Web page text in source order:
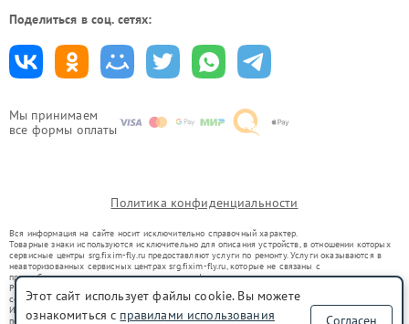
Мы принимаем
все формы оплаты
Поделиться в соц. сетях:
Политика конфиденциальности
Вся информация на сайте носит исключительно справочный характер.
Товарные знаки используются исключительно для описания устройств, в отношении которых
сервисные центры srg.fixim-fly.ru предоставляют услуги по ремонту. Услуги оказываются в
неавторизованных сервисных центрах srg.fixim-fly.ru, которые не связаны с
правообладателями товарных знаков или их официальными представителями.
Ремонт осуществляется для устройств, уже введенных в гражданский оборот в соответствии
со статьей 1487 ГК РФ.
Использование товарных знаков не преследует цели индивидуализации услуг или введения
потребителей в заблуждение, а служит для информирования о предоставляемых услугах по
Этот сайт использует файлы cookie. Вы можете
ознакомиться с правилами использования Согласен